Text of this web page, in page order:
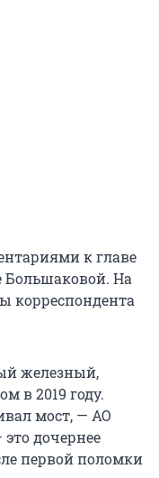
к главе
Большаковой. На
корреспондента
железный,
в 2019 году.
мост, — АО
дочернее
первой поломки